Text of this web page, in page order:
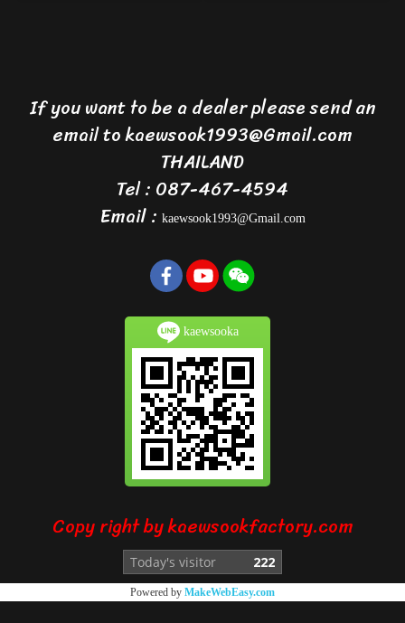
If you want to be a dealer please send an
email to kaewsook1993@Gmail.com
THAILAND
Tel : 087-467-4594
Email : kaewsook1993@Gmail.com
kaewsooka
Copy right by kaewsookfactory.com
Online 16
Powered by MakeWebEasy.com